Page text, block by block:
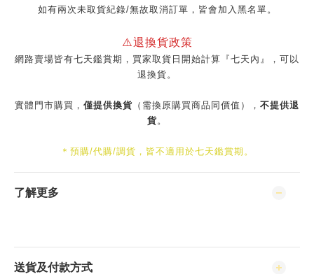
如有兩次未取貨紀錄/無故取消訂單，皆會加入黑名單。
⚠️退換貨政策
網路賣場皆有七天鑑賞期，買家取貨日開始計算『七天內』，可以
退換貨。
實體門市購買， 僅提供換貨 （需換原購買商品同價值）， 不提供退
貨。
＊預購/代購/調貨，皆不適用於七天鑑賞期。
了解更多
送貨及付款方式